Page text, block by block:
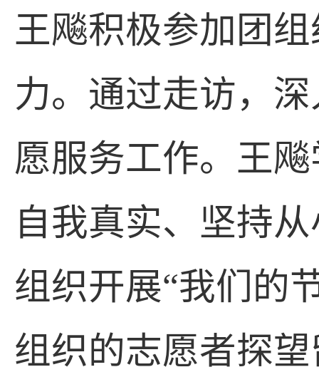
王飚积极参加团
力。通过走访，
愿服务工作。王
自我真实、坚持
组织开展“我们的
组织的志愿者探